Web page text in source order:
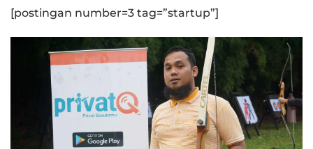
[postingan number=3 tag=”startup”]